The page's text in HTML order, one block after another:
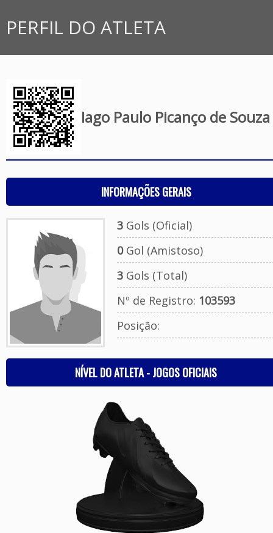
PERFIL DO ATLETA
Iago Paulo Picanço de Souza
INFORMAÇÕES GERAIS
3Gols (Oficial)
0Gol (Amistoso)
3Gols (Total)
Nº de Registro: 103593
Posição:
NÍVEL DO ATLETA - JOGOS OFICIAIS